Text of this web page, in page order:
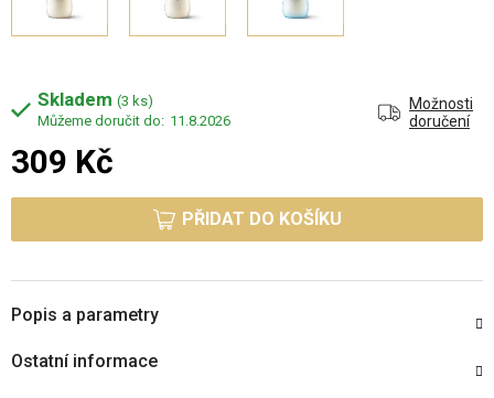
Skladem (3 ks)
11.8.2026
Možnosti
doručení
309 Kč
PŘIDAT DO KOŠÍKU
Popis a parametry
Ostatní informace